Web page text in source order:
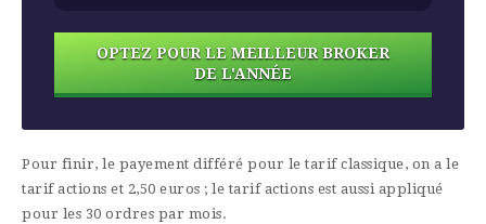
OPTEZ POUR LE MEILLEUR BROKER
DE L'ANNÉE
Pour finir, le payement différé pour le tarif classique, on a le
tarif actions et 2,50 euros ; le tarif actions est aussi appliqué
pour les 30 ordres par mois.